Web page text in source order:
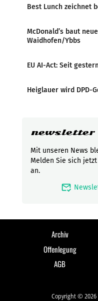
Best Lunch zeichnet
McDonald’s baut
Waidhofen/Ybbs
EU AI-Act: Seit
Heiglauer wird DPD-
newsletter
Mit unseren News
Melden Sie sich
an.
mark_email_read
Archiv
Offenlegung
AGB
Copyright ©